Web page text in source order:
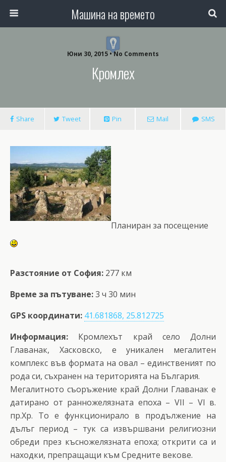
Машина на времето
Юни 30, 2015 • No Comments
Кромлех
Share Tweet Pin Mail SMS
Планиран за посещение
Разстояние от София: 277 км
Време за пътуване:3 ч 30 мин
GPS координати: 41.681868, 25.812725
Информация: Кромлехът край село Долни
Главанак, Хасковско, е уникален мегалитен
комплекс във формата на овал – единственият по
рода си, съхранен на територията на България.
Мегалитното съоръжение край Долни Главанак е
датирано от ранножелязната епоха – VІІ – VІ в.
пр.Хр. То е функционирало в продължение на
дълъг период – тук са извършвани религиозни
обреди през късножелязната епоха; открити са и
находки, препращащи към Средните векове.